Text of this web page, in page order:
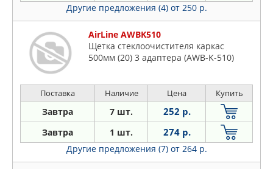
Другие предложения (4) от 250 р.
AirLine AWBK510
Щетка стеклоочистителя каркас
500мм (20) 3 адаптера (AWB-K-510)
Поставка Наличие Цена Купить
Завтра 7 шт. 252 р.
Завтра 1 шт. 274 р.
Другие предложения (7) от 264 р.